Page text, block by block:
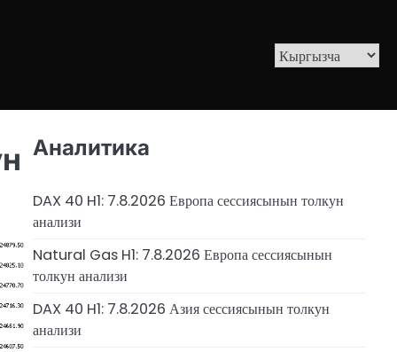
Аналитика
DAX 40 H1: 7.8.2026 Европа сессиясынын толкун
анализи
Natural Gas H1: 7.8.2026 Европа сессиясынын
толкун анализи
DAX 40 H1: 7.8.2026 Азия сессиясынын толкун
анализи